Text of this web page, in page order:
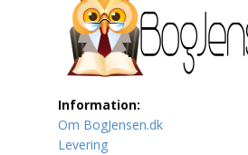
Litteraturhistorie
Lokalhistorie /
Lystfiskeri
Information:
Om BogJensen.dk
Levering